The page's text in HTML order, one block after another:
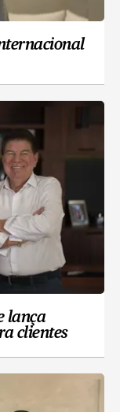
lança
clientes